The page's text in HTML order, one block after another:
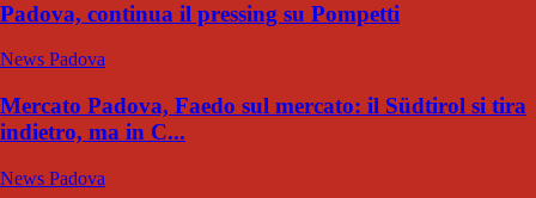
Padova, continua il pressing su Pompetti
News Padova
Mercato Padova, Faedo sul mercato: il Südtirol si tira
indietro, ma in C...
News Padova